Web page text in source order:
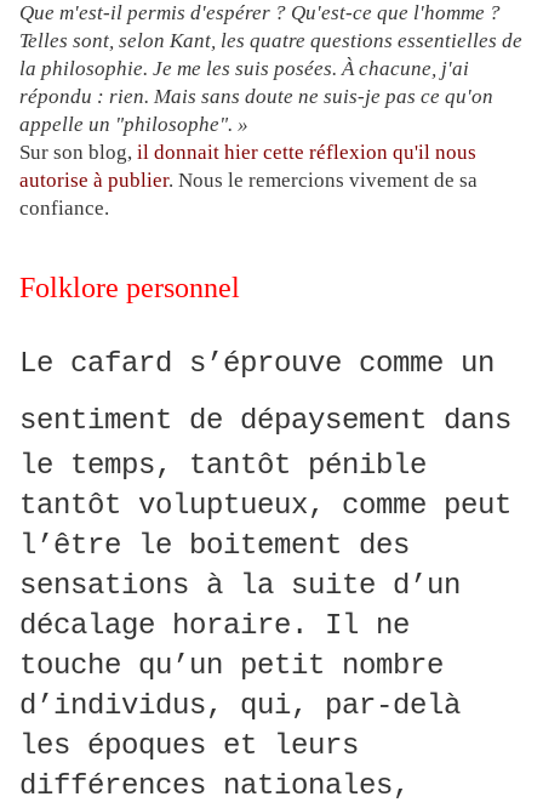
Que m'est-il permis d'espérer ? Qu'est-ce que l'homme ?
Telles sont, selon Kant, les quatre questions essentielles de
la philosophie. Je me les suis posées. À chacune, j'ai
répondu : rien. Mais sans doute ne suis-je pas ce qu'on
appelle un "philosophe". »
Sur son blog, il donnait hier cette réflexion qu'il nous
autorise à publier. Nous le remercions vivement de sa
confiance.
Folklore personnel
Le cafard s’éprouve comme un
sentiment de dépaysement dans
le temps, tantôt pénible
tantôt voluptueux, comme peut
l’être le boitement des
sensations à la suite d’un
décalage horaire. Il ne
touche qu’un petit nombre
d’individus, qui, par-delà
les époques et leurs
différences nationales,